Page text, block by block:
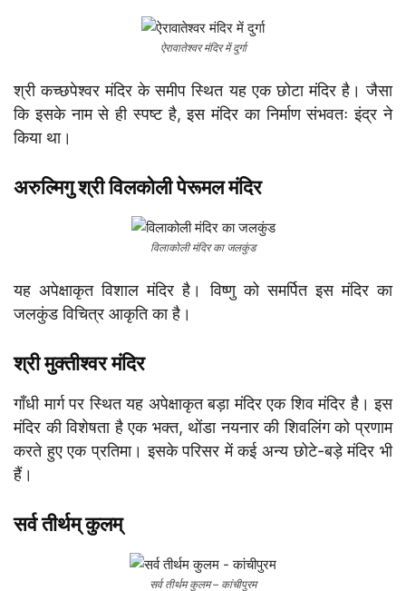
ऐरावातेश्वर मंदिर में दुर्गा
श्री कच्छपेश्वर मंदिर के समीप स्थित यह एक छोटा मंदिर है। जैसा
कि इसके नाम से ही स्पष्ट है, इस मंदिर का निर्माण संभवतः इंद्र ने
किया था।
अरुल्मिगु श्री विलकोली पेरूमल मंदिर
विलाकोली मंदिर का जलकुंड
यह अपेक्षाकृत विशाल मंदिर है। विष्णु को समर्पित इस मंदिर का
जलकुंड विचित्र आकृति का है।
श्री मुक्तीश्वर मंदिर
गाँधी मार्ग पर स्थित यह अपेक्षाकृत बड़ा मंदिर एक शिव मंदिर है। इस
मंदिर की विशेषता है एक भक्त, थोंडा नयनार की शिवलिंग को प्रणाम
करते हुए एक प्रतिमा। इसके परिसर में कई अन्य छोटे-बड़े मंदिर भी
हैं।
सर्व तीर्थम् कुलम्
सर्व तीर्थम कुलम – कांचीपुरम